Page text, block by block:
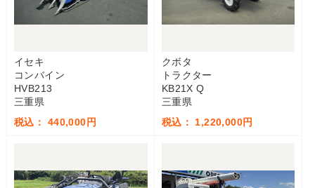
イセキ
コンバイン
HVB213
三重県
税込： 440,000円
クボタ
トラクター
KB21X Q
三重県
税込： 1,220,000円